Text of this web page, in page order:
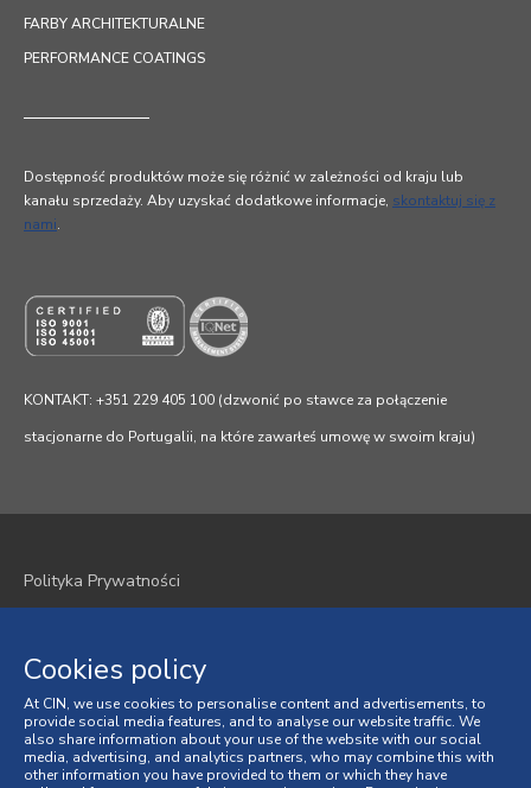
FARBY ARCHITEKTURALNE
PERFORMANCE COATINGS
Dostępność produktów może się różnić w zależności od kraju lub
kanału sprzedaży. Aby uzyskać dodatkowe informacje, skontaktuj się z
nami.
KONTAKT: +351 229 405 100 (dzwonić po stawce za połączenie
stacjonarne do Portugalii, na które zawarłeś umowę w swoim kraju)
Polityka Prywatności
Regulamin
Ogólne Warunki Sprzedaży
Spory Konsumenckie
Cookies policy
At CIN, we use cookies to personalise content and advertisements, to
provide social media features, and to analyse our website traffic. We
also share information about your use of the website with our social
media, advertising, and analytics partners, who may combine this with
other information you have provided to them or which they have